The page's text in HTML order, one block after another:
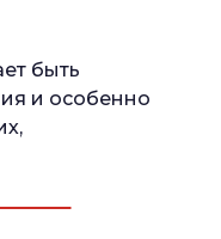
быть
и особенно